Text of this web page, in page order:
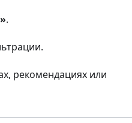
.
рекомендациях или